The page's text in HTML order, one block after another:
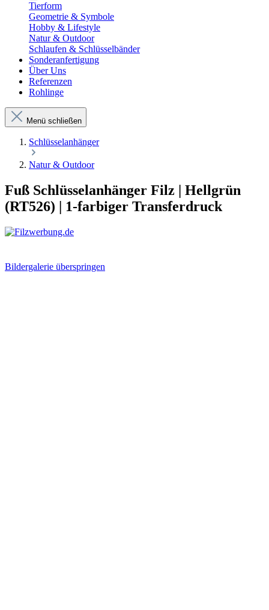
Tierform
Geometrie & Symbole
Hobby & Lifestyle
Natur & Outdoor
Schlaufen & Schlüsselbänder
Sonderanfertigung
Über Uns
Referenzen
Rohlinge
Menü schließen
Schlüsselanhänger
Natur & Outdoor
Fuß Schlüsselanhänger Filz | Hellgrün
(RT526) | 1-farbiger Transferdruck
Bildergalerie überspringen